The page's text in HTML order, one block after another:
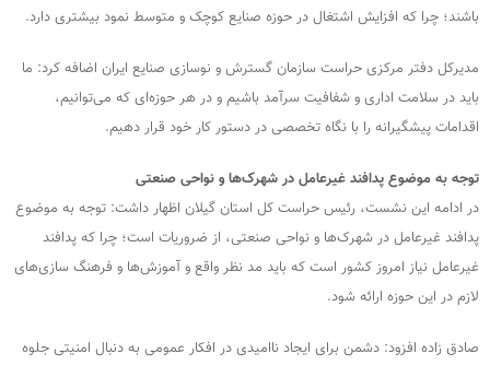
باشند؛ چرا که افزایش اشتغال در حوزه صنایع کوچک و متوسط نمود بیشتری دارد.
مدیرکل دفتر مرکزی حراست سازمان گسترش و نوسازی صنایع ایران اضافه كرد: ما
باید در سلامت اداری و شفافیت سرآمد باشیم و در هر حوزه‌ای که می‌توانیم،
اقدامات پیشگیرانه را با نگاه تخصصی در دستور کار خود قرار دهیم.
توجه به موضوع پدافند غیرعامل در شهرک‌ها و نواحی صنعتی
در ادامه اين نشست، رئیس حراست کل استان گیلان اظهار داشت: توجه به موضوع
پدافند غیرعامل در شهرک‌ها و نواحی صنعتی، از ضروریات است؛ چرا كه پدافند
غیرعامل نیاز امروز کشور است که باید مد نظر واقع و آموزش‌ها و فرهنگ سازی‌های
لازم در این حوزه ارائه شود.
صادق زاده افزود: دشمن برای ایجاد ناامیدی در افکار عمومی به دنبال امنیتی جلوه